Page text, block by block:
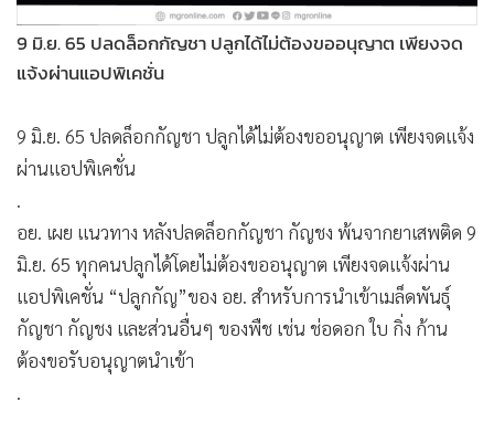
• เศรษฐกิจ-ธุรกิจ
• จีน
• อาชญากรรม
• Motoring
• วิทยาศาสตร์
• SMEs
• หุ้น
• อินโดจีน
• กองทุนรวม
•
9 มิ.ย. 65 ปลดล็อกกัญชา ปลูกได้ไม่ต้องขออนุญาต เพียงจด
แจ้งผ่านแอปพิเคชั่น
9 มิ.ย. 65 ปลดล็อกกัญชา ปลูกได้ไม่ต้องขออนุญาต เพียงจดแจ้ง
ผ่านแอปพิเคชั่น
.
อย. เผย แนวทาง หลังปลดล็อกกัญชา กัญชง พ้นจากยาเสพติด 9
มิ.ย. 65 ทุกคนปลูกได้โดยไม่ต้องขออนุญาต เพียงจดแจ้งผ่าน
แอปพิเคชั่น “ปลูกกัญ”ของ อย. สำหรับการนำเข้าเมล็ดพันธุ์
กัญชา กัญชง และส่วนอื่นๆ ของพืช เช่น ช่อดอก ใบ กิ่ง ก้าน
ต้องขอรับอนุญาตนำเข้า
.